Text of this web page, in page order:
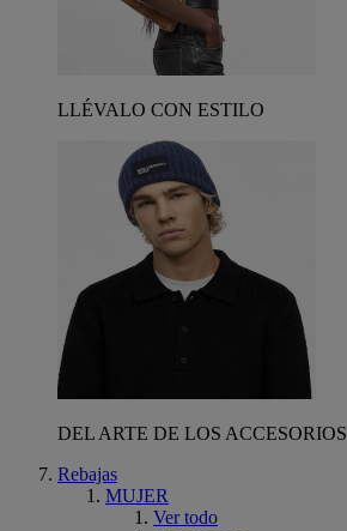
LLÉVALO CON ESTILO
DEL ARTE DE LOS ACCESORIOS
Rebajas
MUJER
Ver todo